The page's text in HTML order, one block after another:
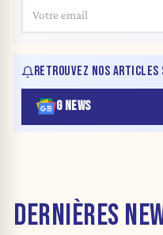
RETROUVEZ NOS ARTICLES
G NEWS
DERNIÈRES